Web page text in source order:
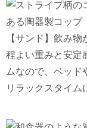
【サンド】飲み物
程よい重みと安定
ムなので、ベッド
リラックスタイム